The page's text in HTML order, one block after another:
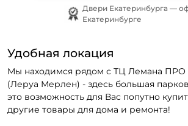
Двери Екатеринбурга —
Екатеринбурге
Удобная локация
Мы находимся рядом с ТЦ Лемана ПРО
(Леруа Мерлен) - здесь большая
это возможность для Вас попутно
другие товары для дома и ремонта!